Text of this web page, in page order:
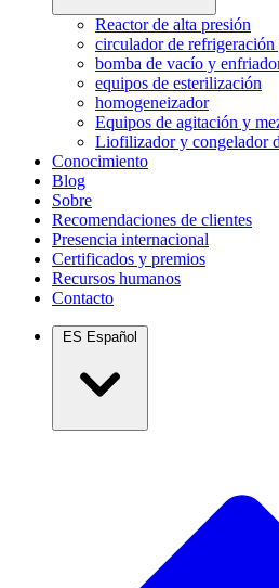
Reactor de alta presión
circulador de
bomba de vacío y
equipos de esterilización
homogeneizador
Equipos de agitación y
Liofilizador y congelador
Conocimiento
Blog
Sobre
Recomendaciones de clientes
Presencia internacional
Certificados y premios
Recursos humanos
Contacto
ES Español